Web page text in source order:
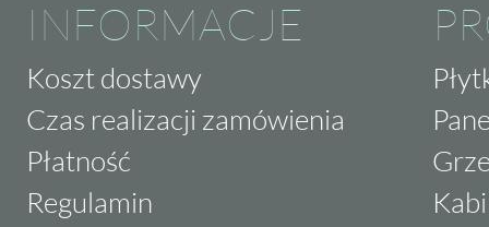
INFORMACJE
Koszt dostawy
Czas realizacji zamówienia
Płatność
Regulamin